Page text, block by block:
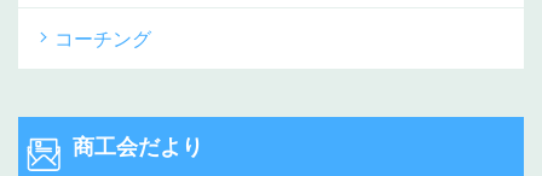
コーチング
商工会だより